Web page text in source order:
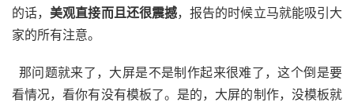
的话， 美观直接而且还很震撼，报告的时候立马就能吸引大
家的所有注意。
那问题就来了，大屏是不是制作起来很难了，这个倒是要
看情况，看你有没有模板了。是的，大屏的制作，没模板就